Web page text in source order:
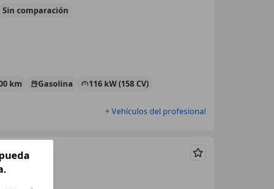
Sin comparación
km Gasolina
116 kW (158 CV)
+ Vehículos del profesional
Guardar